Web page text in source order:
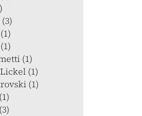
(1)
(1)
(1)